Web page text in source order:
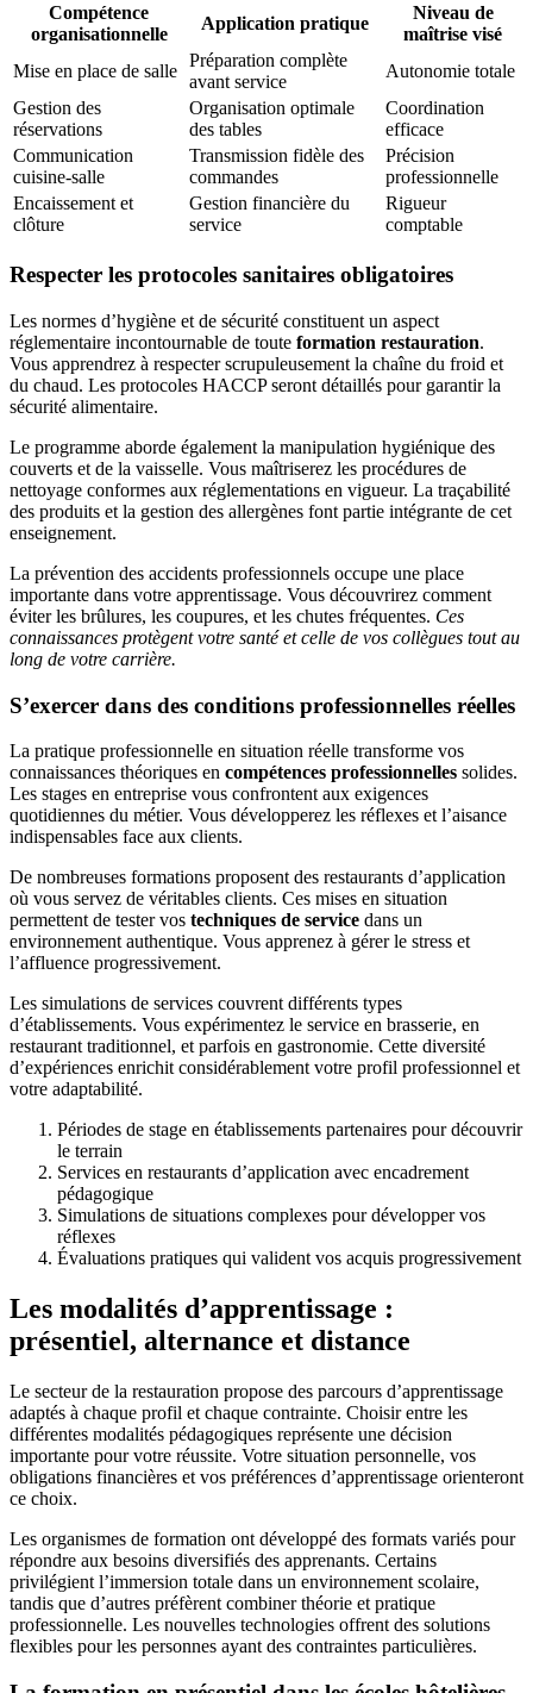
Compétence
organisationnelle
Application pratique
Niveau de
maîtrise visé
Mise en place de salle
Préparation complète
avant service
Autonomie totale
Gestion des
réservations
Organisation optimale
des tables
Coordination
efficace
Communication
cuisine-salle
Transmission fidèle des
commandes
Précision
professionnelle
Encaissement et
clôture
Gestion financière du
service
Rigueur
comptable
Respecter les protocoles sanitaires obligatoires
Les normes d’hygiène et de sécurité constituent un aspect
réglementaire incontournable de toute formation restauration.
Vous apprendrez à respecter scrupuleusement la chaîne du froid et
du chaud. Les protocoles HACCP seront détaillés pour garantir la
sécurité alimentaire.
Le programme aborde également la manipulation hygiénique des
couverts et de la vaisselle. Vous maîtriserez les procédures de
nettoyage conformes aux réglementations en vigueur. La traçabilité
des produits et la gestion des allergènes font partie intégrante de cet
enseignement.
La prévention des accidents professionnels occupe une place
importante dans votre apprentissage. Vous découvrirez comment
éviter les brûlures, les coupures, et les chutes fréquentes. Ces
connaissances protègent votre santé et celle de vos collègues tout au
long de votre carrière.
S’exercer dans des conditions professionnelles réelles
La pratique professionnelle en situation réelle transforme vos
connaissances théoriques en compétences professionnelles solides.
Les stages en entreprise vous confrontent aux exigences
quotidiennes du métier. Vous développerez les réflexes et l’aisance
indispensables face aux clients.
De nombreuses formations proposent des restaurants d’application
où vous servez de véritables clients. Ces mises en situation
permettent de tester vos techniques de service dans un
environnement authentique. Vous apprenez à gérer le stress et
l’affluence progressivement.
Les simulations de services couvrent différents types
d’établissements. Vous expérimentez le service en brasserie, en
restaurant traditionnel, et parfois en gastronomie. Cette diversité
d’expériences enrichit considérablement votre profil professionnel et
votre adaptabilité.
Périodes de stage en établissements partenaires pour découvrir
le terrain
Services en restaurants d’application avec encadrement
pédagogique
Simulations de situations complexes pour développer vos
réflexes
Évaluations pratiques qui valident vos acquis progressivement
Les modalités d’apprentissage :
présentiel, alternance et distance
Le secteur de la restauration propose des parcours d’apprentissage
adaptés à chaque profil et chaque contrainte. Choisir entre les
différentes modalités pédagogiques représente une décision
importante pour votre réussite. Votre situation personnelle, vos
obligations financières et vos préférences d’apprentissage orienteront
ce choix.
Les organismes de formation ont développé des formats variés pour
répondre aux besoins diversifiés des apprenants. Certains
privilégient l’immersion totale dans un environnement scolaire,
tandis que d’autres préfèrent combiner théorie et pratique
professionnelle. Les nouvelles technologies offrent des solutions
flexibles pour les personnes ayant des contraintes particulières.